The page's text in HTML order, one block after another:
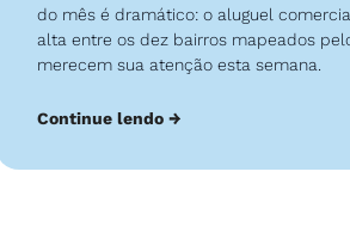
do mês é dramático: o aluguel
alta entre os dez bairros mapeados
merecem sua atenção esta semana.
Continue lendo →